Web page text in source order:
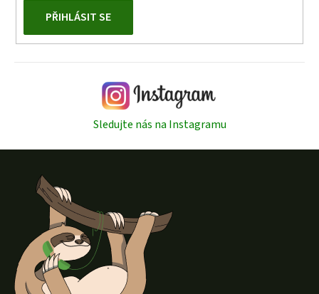
PŘIHLÁSIT SE
Sledujte nás na Instagramu